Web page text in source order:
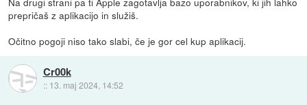
prepričaš z aplikacijo in služiš.
Očitno pogoji niso tako slabi, če je gor cel kup aplikacij.
Cr00k
:: 13. maj 2024, 14:52